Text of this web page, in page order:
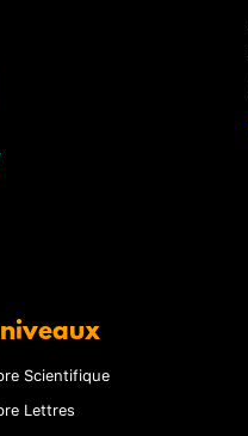
Scientifique
Lettres